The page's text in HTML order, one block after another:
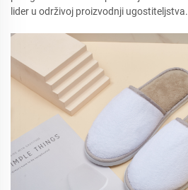
lider u održivoj proizvodnji ugostiteljstva.